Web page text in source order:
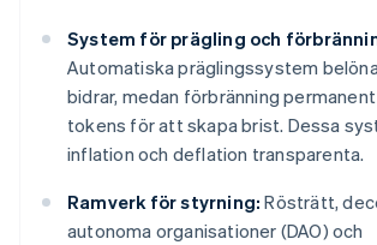
System för prägling och
Automatiska präglingssystem
bidrar, medan förbränning
tokens för att skapa brist. Dessa
inflation och deflation transparenta.
Ramverk för styrning: Rösträtt,
autonoma organisationer (DAO) och